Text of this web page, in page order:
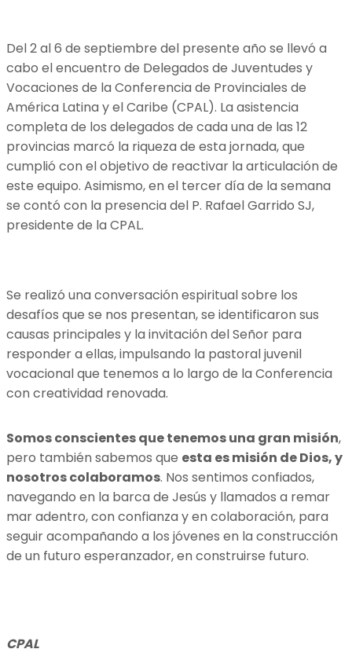
Del 2 al 6 de septiembre del presente año se llevó a
cabo el encuentro de Delegados de Juventudes y
Vocaciones de la Conferencia de Provinciales de
América Latina y el Caribe (CPAL). La asistencia
completa de los delegados de cada una de las 12
provincias marcó la riqueza de esta jornada, que
cumplió con el objetivo de reactivar la articulación de
este equipo. Asimismo, en el tercer día de la semana
se contó con la presencia del P. Rafael Garrido SJ,
presidente de la CPAL.
Se realizó una conversación espiritual sobre los
desafíos que se nos presentan, se identificaron sus
causas principales y la invitación del Señor para
responder a ellas, impulsando la pastoral juvenil
vocacional que tenemos a lo largo de la Conferencia
con creatividad renovada.
Somos conscientes que tenemos una gran misión,
pero también sabemos que esta es misión de Dios, y
nosotros colaboramos. Nos sentimos confiados,
navegando en la barca de Jesús y llamados a remar
mar adentro, con confianza y en colaboración, para
seguir acompañando a los jóvenes en la construcción
de un futuro esperanzador, en construirse futuro.
CPAL